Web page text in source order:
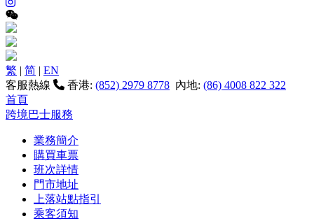
繁 | 简 | EN
客服熱線
香港: (852) 2979 8778 內地: (86) 4008 822 322
首頁
跨境巴士服務
業務簡介
購買車票
班次詳情
門市地址
上落站點指引
乘客須知